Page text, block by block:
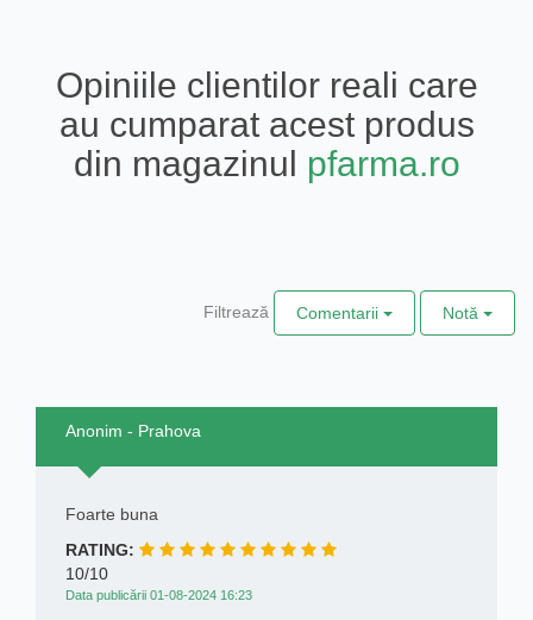
Opiniile clientilor reali care
au cumparat acest produs
din magazinul pfarma.ro
Filtrează Comentarii Notă
Anonim - Prahova
Foarte buna
RATING:
10/10
Data publicării 01-08-2024 16:23